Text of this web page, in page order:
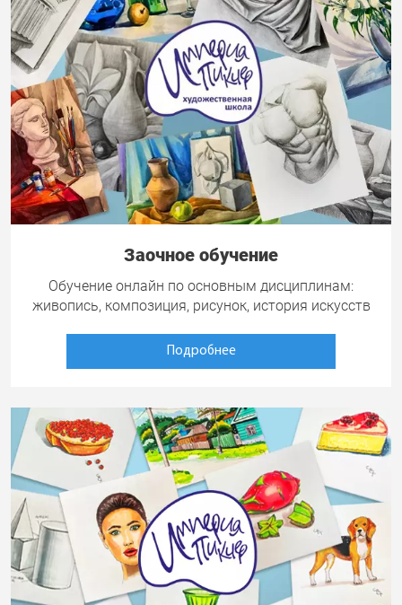
Заочное обучение
Обучение онлайн по основным дисциплинам:
живопись, композиция, рисунок, история искусств
Подробнее